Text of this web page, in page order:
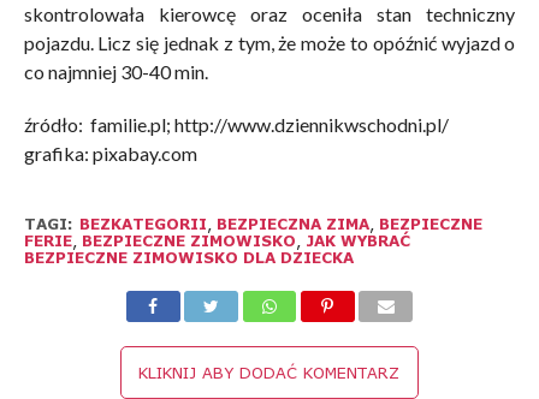
skontrolowała kierowcę oraz oceniła stan techniczny
pojazdu. Licz się jednak z tym, że może to opóźnić wyjazd o
co najmniej 30-40 min.
źródło: familie.pl; http://www.dziennikwschodni.pl/
grafika: pixabay.com
TAGI: BEZKATEGORII BEZPIECZNA ZIMA, BEZPIECZNE
FERIE, BEZPIECZNE ZIMOWISKO
JAK WYBRAĆ
BEZPIECZNE ZIMOWISKO DLA DZIECKA
KLIKNIJ ABY DODAĆ KOMENTARZ